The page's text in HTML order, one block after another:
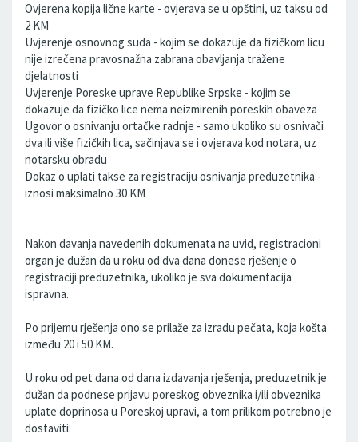
Ovjerena kopija lične karte - ovjerava se u opštini, uz taksu od
2 KM
Uvjerenje osnovnog suda - kojim se dokazuje da fizičkom licu
nije izrečena pravosnažna zabrana obavljanja tražene
djelatnosti
Uvjerenje Poreske uprave Republike Srpske - kojim se
dokazuje da fizičko lice nema neizmirenih poreskih obaveza
Ugovor o osnivanju ortačke radnje - samo ukoliko su osnivači
dva ili više fizičkih lica, sačinjava se i ovjerava kod notara, uz
notarsku obradu
Dokaz o uplati takse za registraciju osnivanja preduzetnika -
iznosi maksimalno 30 KM
Nakon davanja navedenih dokumenata na uvid, registracioni
organ je dužan da u roku od dva dana donese rješenje o
registraciji preduzetnika, ukoliko je sva dokumentacija
ispravna.
Po prijemu rješenja ono se prilaže za izradu pečata, koja košta
između 20 i 50 KM.
U roku od pet dana od dana izdavanja rješenja, preduzetnik je
dužan da podnese prijavu poreskog obveznika i/ili obveznika
uplate doprinosa u Poreskoj upravi, a tom prilikom potrebno je
dostaviti: